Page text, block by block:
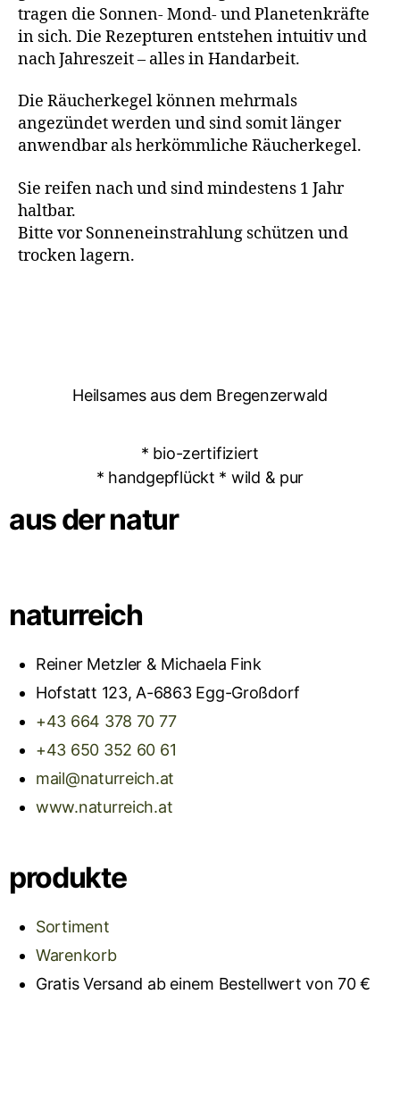
tragen die Sonnen- Mond- und Planetenkräfte
in sich. Die Rezepturen entstehen intuitiv und
nach Jahreszeit – alles in Handarbeit.
Die Räucherkegel können mehrmals
angezündet werden und sind somit länger
anwendbar als herkömmliche Räucherkegel.
Sie reifen nach und sind mindestens 1 Jahr
haltbar.
Bitte vor Sonneneinstrahlung schützen und
trocken lagern.
Heilsames aus dem Bregenzerwald
* bio-zertifiziert
* handgepflückt * wild & pur
aus der natur
naturreich
Reiner Metzler & Michaela Fink
Hofstatt 123, A-6863 Egg-Großdorf
+43 664 378 70 77
+43 650 352 60 61
mail@naturreich.at
www.naturreich.at
produkte
Sortiment
Warenkorb
Gratis Versand ab einem Bestellwert von 70 €